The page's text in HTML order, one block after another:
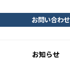
お問い合わせ
お知らせ